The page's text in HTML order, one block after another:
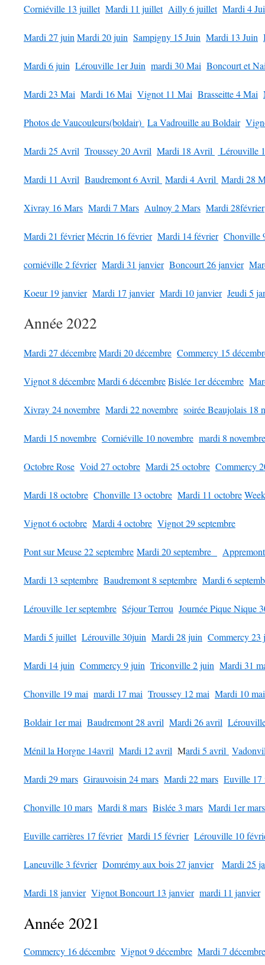
Corniéville 13 juillet Mardi 11 juillet Ailly 6 juillet Mardi 4
Mardi 27 juin Mardi 20 juin Sampigny 15 Juin Mardi 13 Juin
Mardi 6 juin Lérouville 1er Juin mardi 30 Mai Boncourt et
Mardi 23 Mai Mardi 16 Mai Vignot 11 Mai Brasseitte 4 Mai
Photos de Vaucouleurs(boldair) La Vadrouille au Boldair
Mardi 25 Avril Troussey 20 Avril Mardi 18 Avril Lérouville
Mardi 11 Avril Baudremont 6 Avril Mardi 4 Avril Mardi 28
Xivray 16 Mars Mardi 7 Mars Aulnoy 2 Mars Mardi 28février
Mardi 21 févrierMécrin 16 février Mardi 14 février Chonville
corniéville 2 février Mardi 31 janvier Boncourt 26 janvier
Koeur 19 janvier Mardi 17 janvier Mardi 10 janvier Jeudi 5
Année 2022
Mardi 27 décembreMardi 20 décembre Commercy 15
Vignot 8 décembreMardi 6 décembreBislée 1er décembre
Xivray 24 novembre Mardi 22 novembre soirée Beaujolais 18
Mardi 15 novembre Corniéville 10 novembre mardi 8 novembre
Octobre Rose Void 27 octobre Mardi 25 octobre Commercy
Mardi 18 octobre Chonville 13 octobre Mardi 11 octobre
Vignot 6 octobre Mardi 4 octobre Vignot 29 septembre
Pont sur Meuse 22 septembre Mardi 20 septembre
Mardi 13 septembre Baudremont 8 septembre Mardi 6
Lérouville 1er septembre Séjour Terrou Journée Pique Nique
Mardi 5 juillet Lérouville 30juin Mardi 28 juin Commercy 23
Mardi 14 juin Commercy 9 juin Triconville 2 juin Mardi 31
Chonville 19 mai mardi 17 mai Troussey 12 mai Mardi 10 mai
Boldair 1er mai Baudremont 28 avril Mardi 26 avril
Ménil la Horgne 14avril Mardi 12 avril Mardi 5 avril
Mardi 29 mars Girauvoisin 24 mars Mardi 22 mars Euville 17
Chonville 10 mars Mardi 8 mars Bislée 3 mars Mardi 1er mars
Euville carrières 17 février Mardi 15 février Lérouville 10
Laneuville 3 février Domrémy aux bois 27 janvier Mardi 25
Mardi 18 janvier Vignot Boncourt 13 janvier mardi 11 janvier
Année 2021
Commercy 16 décembre Vignot 9 décembre Mardi 7 décembre